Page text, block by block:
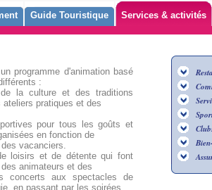
Guide Touristique Services & activités
programme d'animation basé
:
la culture et des traditions
ateliers pratiques et des
pour tous les goûts et
en fonction de
vacanciers.
loisirs et de détente qui font
animateurs et des
concerts aux spectacles de
en passant par les soirées